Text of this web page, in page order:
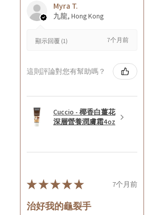
Myra T.
九龍, Hong Kong
顯示回覆 (1) 7个月前
這則評論對您有幫助嗎？
Cuccio - 椰香白薑花
深層營養潤膚霜4oz
★★★★★ 7个月前
治好我的龜裂手